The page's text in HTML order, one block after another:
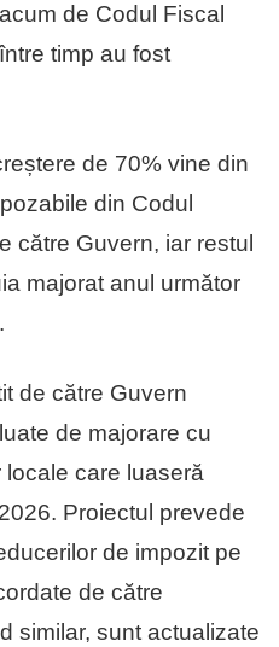
de Codul Fiscal
timp au fost
de 70% vine din
din Codul
către Guvern, iar restul
majorat anul următor
de către Guvern
de majorare cu
care luaseră
Proiectul prevede
de impozit pe
de către
similar, sunt actualizate